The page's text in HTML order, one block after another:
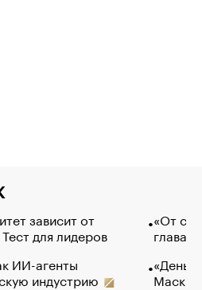
зависит от
для лидеров
ИИ-агенты
индустрию
«От
глава
Маск в